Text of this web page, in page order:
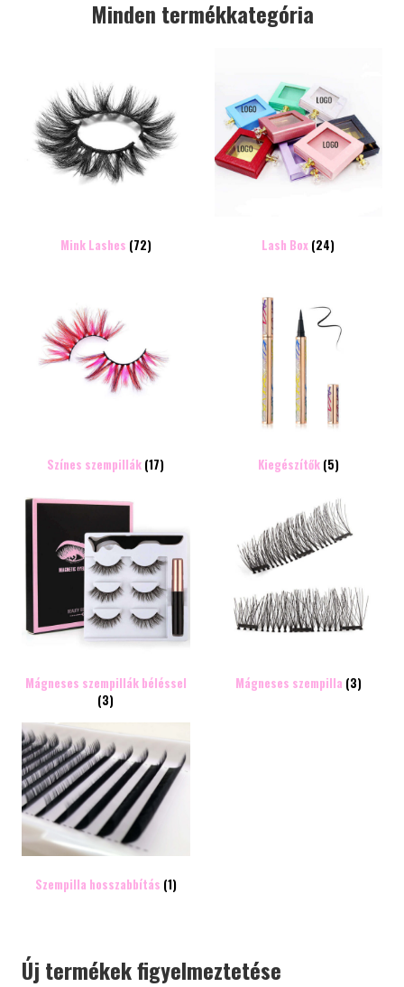
Minden termékkategória
Mink Lashes (72) Lash Box (24)
Színes szempillák (17) Kiegészítők (5)
Mágneses szempillák béléssel
(3)
Mágneses szempilla (3)
Szempilla hosszabbítás (1)
Új termékek figyelmeztetése